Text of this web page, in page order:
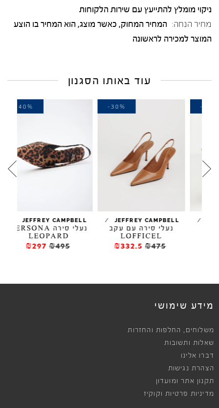
ניקוי מומלץ להתייעץ עם שירות הלקוחות
מחיר הנחה: המחיר המחוק, כאשר מוצג, הוא המחיר בו הוצע
המוצר למכירה לראשונה
עוד באותו הסגנון
JEFFREY CAMPBELL
/
נעלי סירה עם עקב
LOFFICEL
₪475
₪332.5
-30%
JEFFREY CAMPBELL
/
נעלי סירה PERSONA
LEOPARD
₪495
₪297
-40%
מידע שימושי
משלוחים , החלפות והחזרות
שאלות ותשובות
דברו אלינו
הצהרת נגישות
תקנון אתר ומועדון
מדיניות פרטיות וקוקיז